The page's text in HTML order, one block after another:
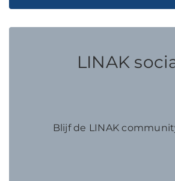
LINAK
Blijf de LINAK